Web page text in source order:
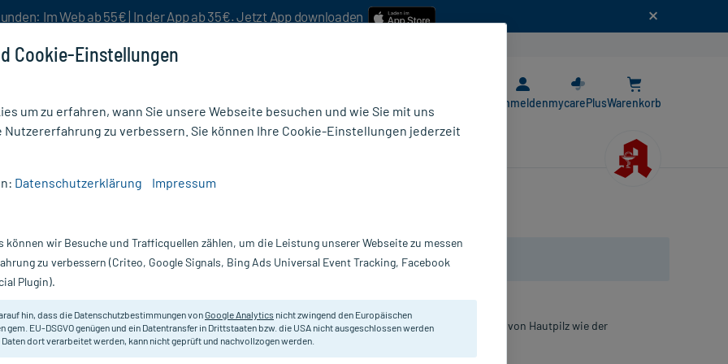
Im Web ab 55€ | In der App ab 35€. Jetzt App downloaden
AnmeldenmycarePlusWarenkorb
Nur für kurze Zeit:Gratis-Versand* ab 19€ Mindestbestellwert!
2X30 ml
Zur Behandlung von Fußpilz, Ringelflechte und anderen Formen von Hautpilz wie der
Kleienpilzflechte.
Cookie-Einstellungen
um zu erfahren, wann Sie unsere Webseite besuchen und wie Sie mit uns
Nutzererfahrung zu verbessern. Sie können Ihre Cookie-Einstellungen jederzeit
Datenschutzerklärung Impressum
können wir Besuche und Trafficquellen zählen, um die Leistung unserer Webseite zu messen
zu verbessern (Criteo, Google Signals, Bing Ads Universal Event Tracking, Facebook
Plugin).
hin, dass die Datenschutzbestimmungen vonGoogle Analytics nicht zwingend den Europäischen
gem. EU-DSGVO genügen und ein Datentransfer in Drittstaaten bzw. die USA nicht ausgeschlossen werden
Daten dort verarbeitet werden, kann nicht geprüft und nachvollzogen werden.